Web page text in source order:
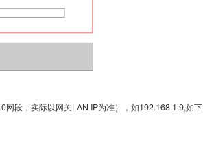
段，实际以网关LAN IP为准），如192.168.1.9,如下